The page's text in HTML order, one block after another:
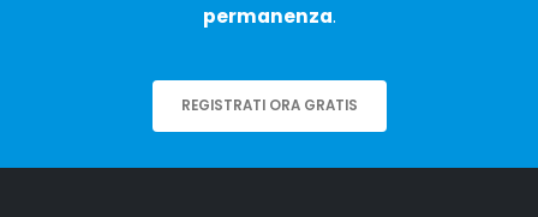
permanenza.
REGISTRATI ORA GRATIS